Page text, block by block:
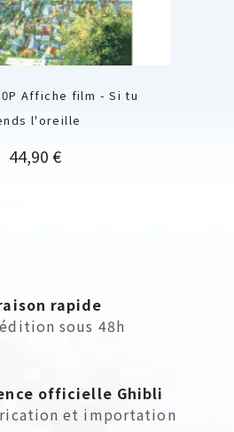
Affiche film - Si tu
l'oreille
Prix
44,90 €
rapide
sous 48h
officielle Ghibli
et importation